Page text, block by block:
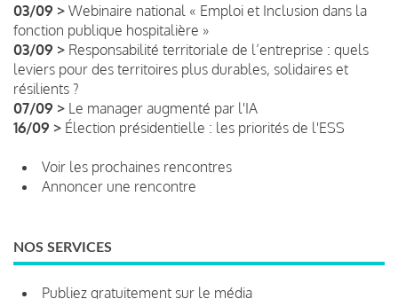
03/09 > Webinaire national « Emploi et Inclusion dans la
fonction publique hospitalière »
03/09 > Responsabilité territoriale de l’entreprise : quels
leviers pour des territoires plus durables, solidaires et
résilients ?
07/09 > Le manager augmenté par l'IA
16/09 > Élection présidentielle : les priorités de l'ESS
Voir les prochaines rencontres
Annoncer une rencontre
NOS SERVICES
Publiez gratuitement sur le média